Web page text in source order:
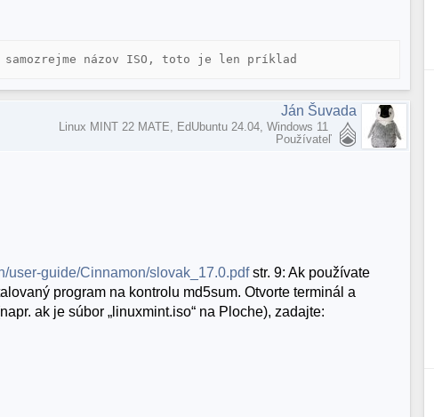
samozrejme názov ISO, toto je len príklad
Ján Šuvada
Linux MINT 22 MATE, EdUbuntu 24.04, Windows 11
Používateľ
user-guide/Cinnamon/slovak_17.0.pdfstr. 9: Ak používate
program na kontrolu md5sum. Otvorte terminál a
ak je súbor „linuxmint.iso“ na Ploche), zadajte: